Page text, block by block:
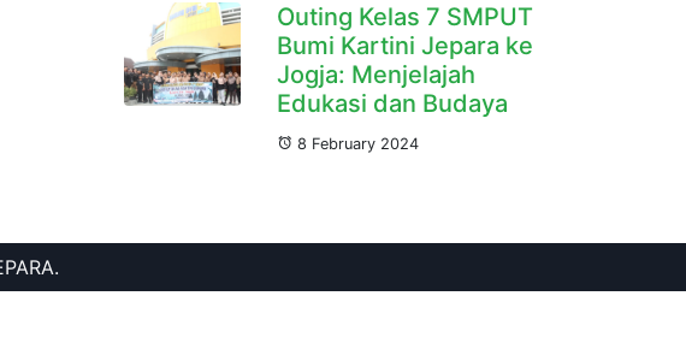
Outing Kelas 7 SMPUT
Bumi Kartini Jepara ke
Jogja: Menjelajah
Edukasi dan Budaya
8 February 2024